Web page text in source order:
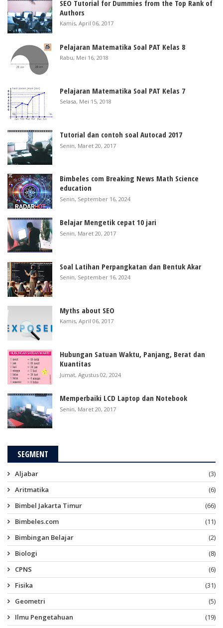
SEO Tutorial for Dummies from the Top Rank of
Authors
Kamis, April 06, 2017
Pelajaran Matematika Soal PAT Kelas 8
Rabu, Mei 16, 2018
Pelajaran Matematika Soal PAT Kelas 7
Selasa, Mei 15, 2018
Tutorial dan contoh soal Autocad 2017
Senin, Maret 20, 2017
Bimbeles com Breaking News Math Science
education
Senin, September 16, 2024
Belajar Mengetik cepat 10 jari
Senin, Maret 20, 2017
Soal Latihan Perpangkatan dan Bentuk Akar
Senin, September 16, 2024
Myths about SEO
Kamis, April 06, 2017
Hubungan Satuan Waktu, Panjang, Berat dan
Kuantitas
Jumat, Agustus 02, 2024
Memperbaiki LCD Laptop dan Notebook
Senin, Maret 20, 2017
SEGMENT
Aljabar
(3)
Aritmatika
(6)
Bimbel Jakarta Timur
(66)
Bimbeles.com
(11)
Bimbingan Belajar
(2)
Biologi
(8)
CPNS
(6)
Fisika
(31)
Geometri
(5)
Ilmu Pengetahuan
(19)